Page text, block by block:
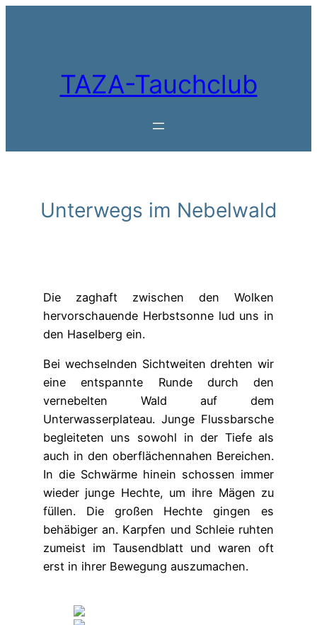
TAZA-Tauchclub
Unterwegs im Nebelwald
Die zaghaft zwischen den Wolken
hervorschauende Herbstsonne lud uns in
den Haselberg ein.
Bei wechselnden Sichtweiten drehten wir
eine entspannte Runde durch den
vernebelten Wald auf dem
Unterwasserplateau. Junge Flussbarsche
begleiteten uns sowohl in der Tiefe als
auch in den oberflächennahen Bereichen.
In die Schwärme hinein schossen immer
wieder junge Hechte, um ihre Mägen zu
füllen. Die großen Hechte gingen es
behäbiger an. Karpfen und Schleie ruhten
zumeist im Tausendblatt und waren oft
erst in ihrer Bewegung auszumachen.